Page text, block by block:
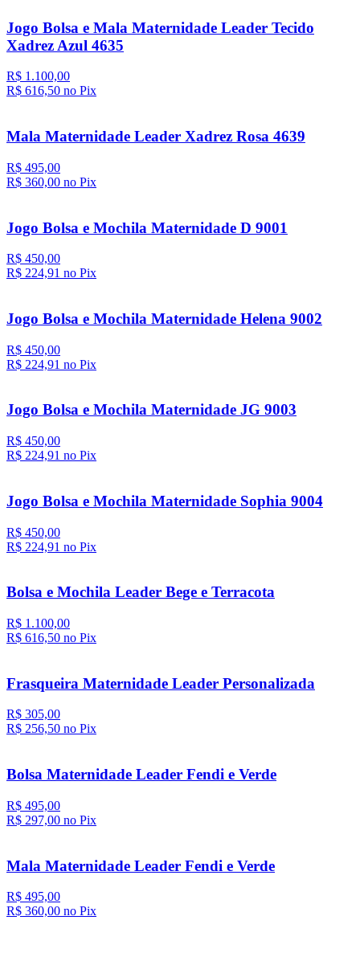
Jogo Bolsa e Mala Maternidade Leader Tecido
Xadrez Azul 4635
R$ 1.100,00
R$ 616,50 no Pix
Mala Maternidade Leader Xadrez Rosa 4639
R$ 495,00
R$ 360,00 no Pix
Jogo Bolsa e Mochila Maternidade D 9001
R$ 450,00
R$ 224,91 no Pix
Jogo Bolsa e Mochila Maternidade Helena 9002
R$ 450,00
R$ 224,91 no Pix
Jogo Bolsa e Mochila Maternidade JG 9003
R$ 450,00
R$ 224,91 no Pix
Jogo Bolsa e Mochila Maternidade Sophia 9004
R$ 450,00
R$ 224,91 no Pix
Bolsa e Mochila Leader Bege e Terracota
R$ 1.100,00
R$ 616,50 no Pix
Frasqueira Maternidade Leader Personalizada
R$ 305,00
R$ 256,50 no Pix
Bolsa Maternidade Leader Fendi e Verde
R$ 495,00
R$ 297,00 no Pix
Mala Maternidade Leader Fendi e Verde
R$ 495,00
R$ 360,00 no Pix